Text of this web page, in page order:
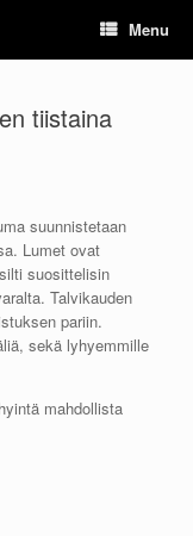
Menu
tiistaina
suunnistetaan
Lumet ovat
suosittelisin
Talvikauden
pariin.
sekä lyhyemmille
mahdollista